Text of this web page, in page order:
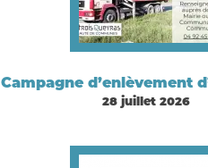
Campagne d’enlèvement
28 juillet 2026